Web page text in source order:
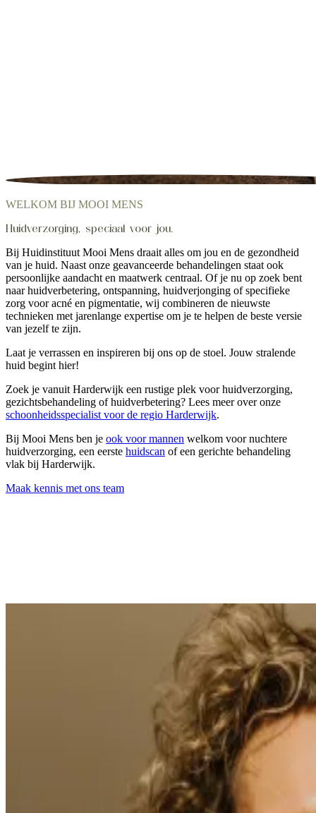
WELKOM BIJ MOOI MENS
Huidverzorging, speciaal voor jou.
Bij Huidinstituut Mooi Mens draait alles om jou en de gezondheid
van je huid. Naast onze geavanceerde behandelingen staat ook
persoonlijke aandacht en maatwerk centraal. Of je nu op zoek bent
naar huidverbetering, ontspanning, huidverjonging of specifieke
zorg voor acné en pigmentatie, wij combineren de nieuwste
technieken met jarenlange expertise om je te helpen de beste versie
van jezelf te zijn.
Laat je verrassen en inspireren bij ons op de stoel. Jouw stralende
huid begint hier!
Zoek je vanuit Harderwijk een rustige plek voor huidverzorging,
gezichtsbehandeling of huidverbetering? Lees meer over onze
schoonheidsspecialist voor de regio Harderwijk.
Bij Mooi Mens ben je ook voor mannen welkom voor nuchtere
huidverzorging, een eerste huidscan of een gerichte behandeling
vlak bij Harderwijk.
Maak kennis met ons team